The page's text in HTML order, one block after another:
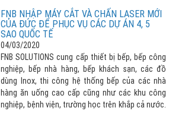
FNB NHẬP MÁY CẮT VÀ CHẤN LASER MỚI
CỦA ĐỨC ĐỂ PHỤC VỤ CÁC DỰ ÁN 4, 5
SAO QUỐC TẾ
04/03/2020
FNB SOLUTIONS cung cấp thiết bị bếp, bếp công
nghiệp, bếp nhà hàng, bếp khách sạn, các đồ
dùng Inox, thi công hệ thống bếp của các nhà
hàng ăn uống cao cấp cũng như các khu công
nghiệp, bệnh viện, trường học trên khắp cả nước.